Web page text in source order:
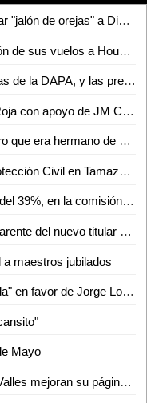
Amenaza Edson Quintanar con dar "jalón de orejas" a Diputadas que aprobaron incremento al agua
United Airlines anuncia la operación de sus vuelos a Houston con aviones operados con mejor tecnología y de mayores dimensiones
No pagarán aguinaldo a huelguistas de la DAPA, y las prestaciones se entregarán directamente a trabajadores
SLP emblema nacional de Cruz Roja con apoyo de JM Carreras: Suinaga Cárdenas
Encuentran ahorcado a un maestro que era hermano de un funcionario Federal
Masacraron a un elemento de Protección Civil en Tamazunchale
Organismo solicitaba incremento del 39%, en la comisión aprobamos solo el 14%: Angélica Mendoza
Colectivos exigen elección transparente del nuevo titular de Derechos Humanos
maestros jubilados
Líder del PAN muestra su "cargada" en favor de Jorge Lozano
Mayo
Alumnos de la UICSLP Campus Valles mejoran su página sobre lengua Tének